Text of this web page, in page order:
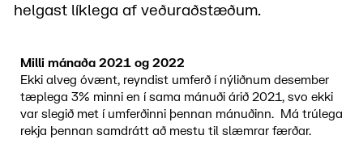
helgast líklega af veðuraðstæðum.
Milli mánaða 2021 og 2022
Ekki alveg óvænt, reyndist umferð í nýliðnum desember
tæplega 3% minni en í sama mánuði árið 2021, svo ekki
var slegið met í umferðinni þennan mánuðinn. Má trúlega
rekja þennan samdrátt að mestu til slæmrar færðar.